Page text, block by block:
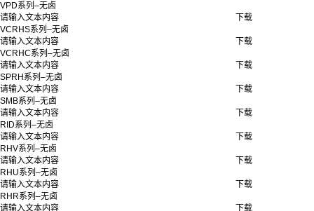
VPD系列–无卤
请输入文本内容
VCRHS系列–无卤
下载
请输入文本内容
VCRHC系列–无卤
下载
请输入文本内容
SPRH系列–无卤
下载
请输入文本内容
SMB系列–无卤
下载
请输入文本内容
RID系列–无卤
下载
请输入文本内容
RHV系列–无卤
下载
请输入文本内容
RHU系列–无卤
下载
请输入文本内容
RHR系列–无卤
下载
请输入文本内容
下载